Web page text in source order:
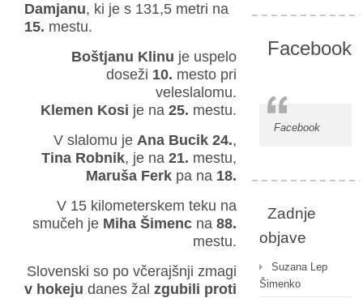
Damjanu, ki je s 131,5 metri na
15. mestu.
Boštjanu Klinu je uspelo
doseži 10. mesto pri
veleslalomu.
Klemen Kosi je na 25. mestu.
V slalomu je Ana Bucik 24.,
Tina Robnik, je na 21. mestu,
Maruša Ferk pa na 18.
V 15 kilometerskem teku na
smučeh je Miha Šimenc na 88.
mestu.
Slovenski so po včerajšnji zmagi
v hokeju danes žal zgubili proti
Facebook
Facebook
Zadnje
objave
Suzana Lep
Šimenko